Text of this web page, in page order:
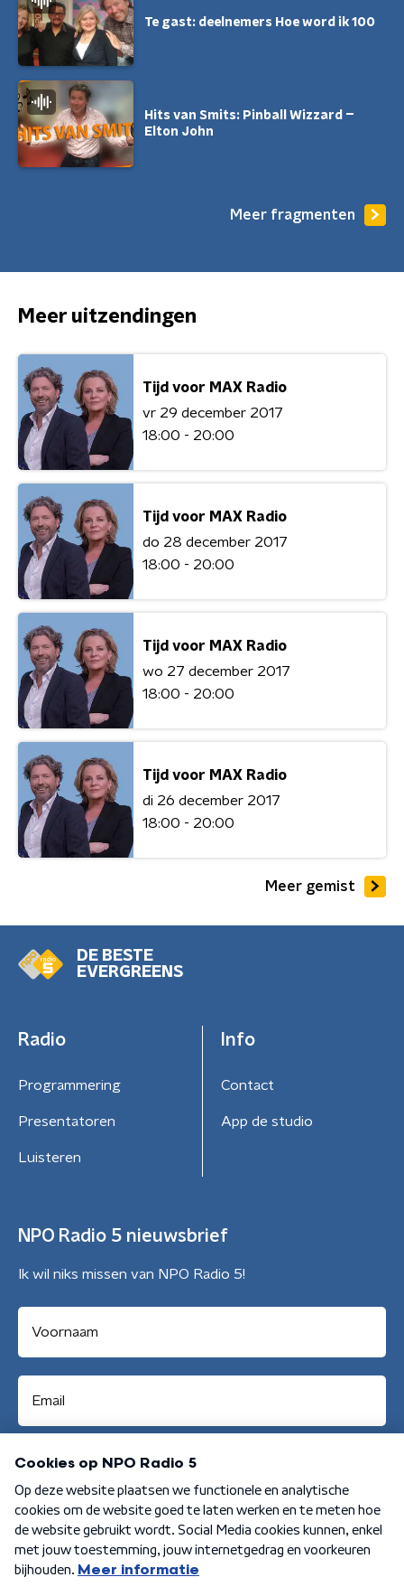
Te gast: deelnemers Hoe word ik 100
Hits van Smits: Pinball Wizzard –
Elton John
Meer fragmenten
Meer uitzendingen
Tijd voor MAX Radio
vr 29 december 2017
18:00 - 20:00
Tijd voor MAX Radio
do 28 december 2017
18:00 - 20:00
Tijd voor MAX Radio
wo 27 december 2017
18:00 - 20:00
Tijd voor MAX Radio
di 26 december 2017
18:00 - 20:00
Meer gemist
DE BESTE
EVERGREENS
Radio
Programmering
Presentatoren
Luisteren
Info
Contact
App de studio
NPO Radio 5 nieuwsbrief
Ik wil niks missen van NPO Radio 5!
Aanmelden
Algemene voorwaarden